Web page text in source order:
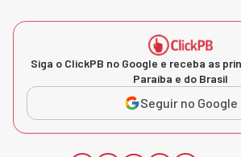
Siga o ClickPB no Google e receba as
Paraíba e do Brasil
Seguir no Google